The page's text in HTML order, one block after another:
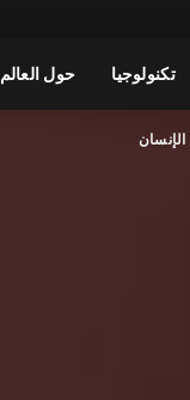
تكنولوجيا حول العالم